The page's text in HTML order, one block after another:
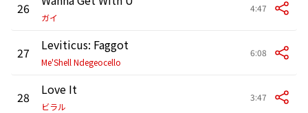
26
ガイ
4:47
27 Leviticus: Faggot
Me'Shell Ndegeocello
6:08
28 Love It
ビラル
3:47